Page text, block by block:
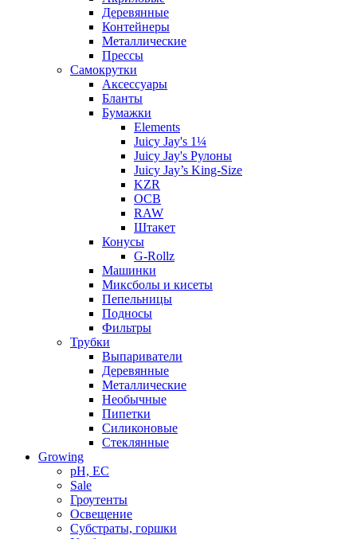
Деревянные
Контейнеры
Металлические
Прессы
Самокрутки
Аксессуары
Бланты
Бумажки
Elements
Juicy Jay's 1¼
Juicy Jay's Рулоны
Juicy Jay’s King-Size
KZR
OCB
RAW
Штакет
Конусы
G-Rollz
Машинки
Миксболы и кисеты
Пепельницы
Подносы
Фильтры
Трубки
Выпариватели
Деревянные
Металлические
Необычные
Пипетки
Силиконовые
Стеклянные
Growing
pH, EC
Sale
Гроутенты
Освещение
Субстраты, горшки